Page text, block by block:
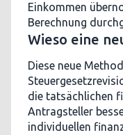
Einkommen
Berechnung
Wieso eine
Diese neue
die tatsächlichen
Antragsteller
individuellen